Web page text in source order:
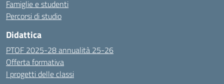
Famiglie e studenti
Percorsi di studio
Didattica
PTOF 2025-28 annualità 25-26
Offerta formativa
I progetti delle classi